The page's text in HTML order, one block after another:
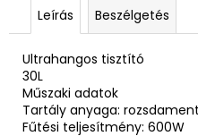
Leírás Beszélgetés
Ultrahangos tisztító
30L
Műszaki adatok
Tartály anyaga:
Fűtési teljesítmény: 600W